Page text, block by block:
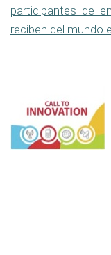
participantes de
reciben del mundo